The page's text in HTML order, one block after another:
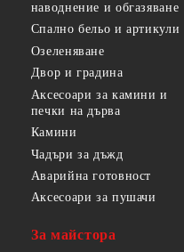
наводнение и обгазяване
Спално бельо и артикули
Озеленяване
Двор и градина
Аксесоари за камини и
печки на дърва
Камини
Чадъри за дъжд
Аварийна готовност
Аксесоари за пушачи
За майстора